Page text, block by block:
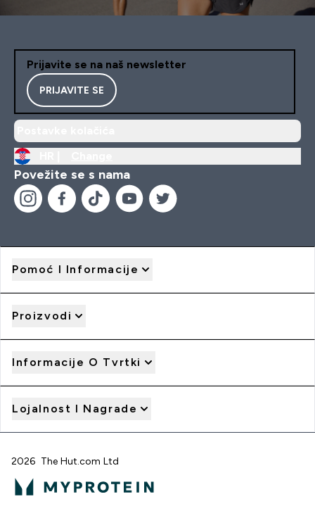
Prijavite se na naš newsletter
PRIJAVITE SE
Povežite se s nama
Pomoć I Informacije
Proizvodi
Informacije O Tvrtki
Lojalnost I Nagrade
2026 The Hut.com Ltd